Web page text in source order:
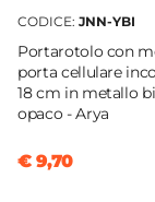
CODICE: JNN-YBI
Portarotolo con
porta cellulare
18 cm in metallo
opaco - Arya
€ 9,70